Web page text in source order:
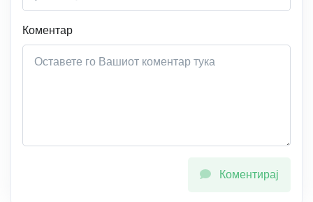
Коментар
Коментирај